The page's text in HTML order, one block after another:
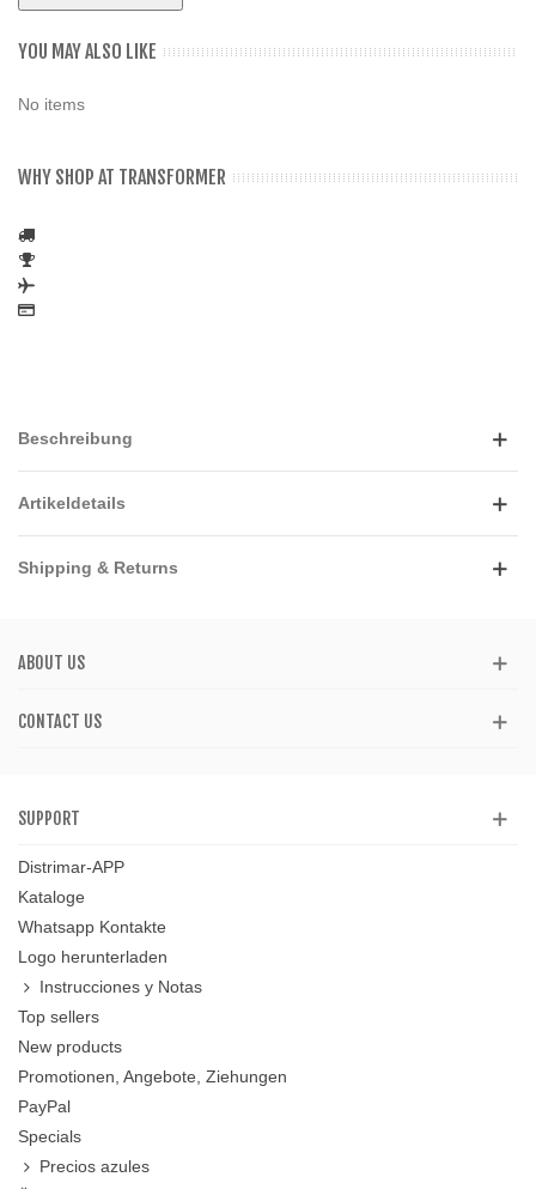
YOU MAY ALSO LIKE
No items
WHY SHOP AT TRANSFORMER
Beschreibung
Artikeldetails
Shipping & Returns
ABOUT US
CONTACT US
SUPPORT
Distrimar-APP
Kataloge
Whatsapp Kontakte
Logo herunterladen
Instrucciones y Notas
Top sellers
New products
Promotionen, Angebote, Ziehungen
PayPal
Specials
Precios azules